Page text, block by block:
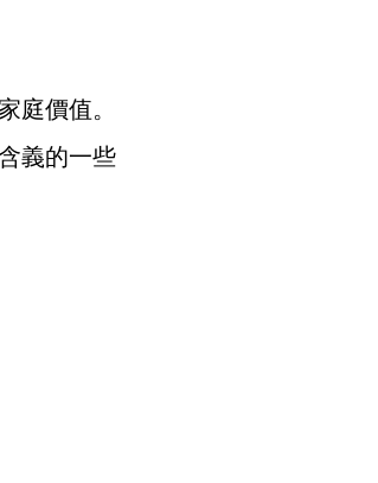
庭價值。
義的一些